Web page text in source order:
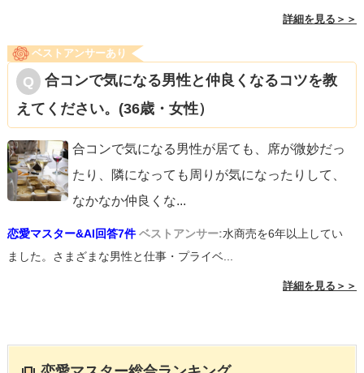
詳細を見る＞＞
ベストアンサーあり
合コンで気になる男性と仲良くなるコツを教
えてください。(36歳・女性）
合コンで気になる男性が居ても、席が微妙だっ
たり、隣になっても周りが気になったりして、
なかなか仲良くな...
恋愛マスター&AI回答7件 ベストアンサー:水商売を6年以上してい
ました。さまざまな男性と仕事・プライベ...
詳細を見る＞＞